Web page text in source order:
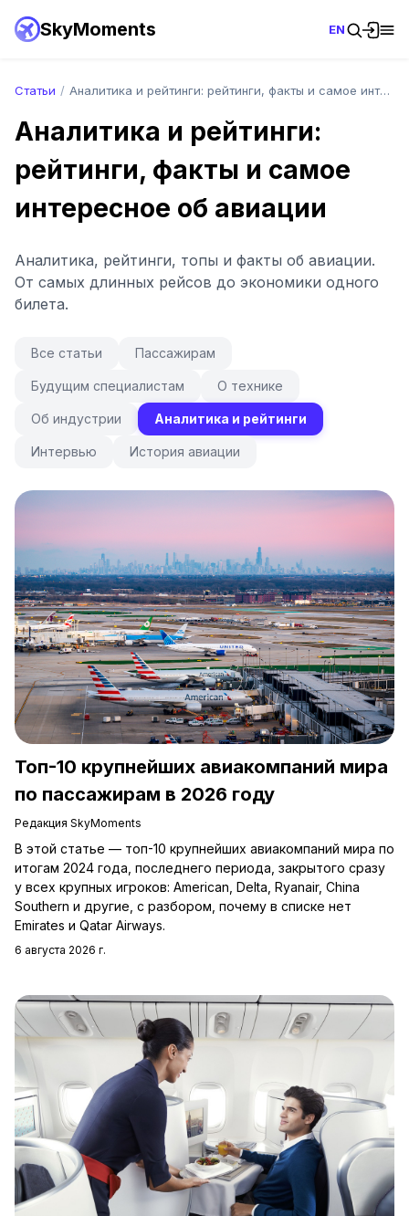
SkyMoments EN
Статьи / Аналитика и рейтинги: рейтинги, факты и самое интересное об авиации
Аналитика и рейтинги:
рейтинги, факты и самое
интересное об авиации
Аналитика, рейтинги, топы и факты об авиации.
От самых длинных рейсов до экономики одного
билета.
Все статьи Пассажирам
Будущим специалистам О технике
Об индустрии Аналитика и рейтинги
Интервью История авиации
Топ-10 крупнейших авиакомпаний мира
по пассажирам в 2026 году
Редакция SkyMoments
В этой статье — топ-10 крупнейших авиакомпаний мира по
итогам 2024 года, последнего периода, закрытого сразу
у всех крупных игроков: American, Delta, Ryanair, China
Southern и другие, с разбором, почему в списке нет
Emirates и Qatar Airways.
6 августа 2026 г.